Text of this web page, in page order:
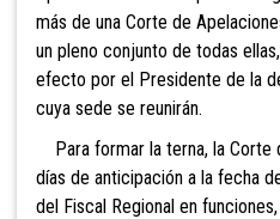
más de una Corte de
un pleno conjunto de todas
efecto por el Presidente de la
cuya sede se reunirán.
Para formar la terna, la Corte
días de anticipación a la fecha
del Fiscal Regional en